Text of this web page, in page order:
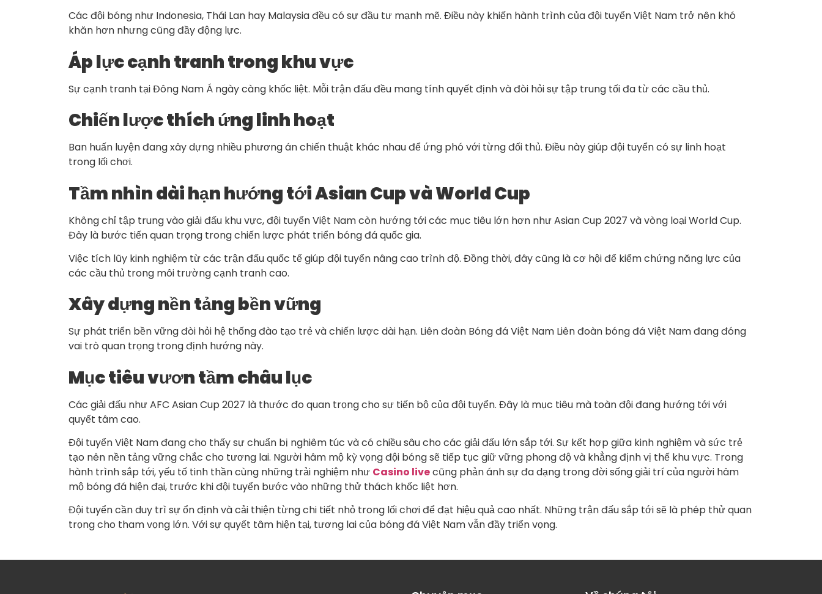
Các đội bóng như Indonesia, Thái Lan hay Malaysia đều có sự đầu tư mạnh mẽ. Điều này khiến hành trình của đội tuyển Việt Nam trở nên khó
khăn hơn nhưng cũng đầy động lực.
Áp lực cạnh tranh trong khu vực
Sự cạnh tranh tại Đông Nam Á ngày càng khốc liệt. Mỗi trận đấu đều mang tính quyết định và đòi hỏi sự tập trung tối đa từ các cầu thủ.
Chiến lược thích ứng linh hoạt
Ban huấn luyện đang xây dựng nhiều phương án chiến thuật khác nhau để ứng phó với từng đối thủ. Điều này giúp đội tuyển có sự linh hoạt
trong lối chơi.
Tầm nhìn dài hạn hướng tới Asian Cup và World Cup
Không chỉ tập trung vào giải đấu khu vực, đội tuyển Việt Nam còn hướng tới các mục tiêu lớn hơn như Asian Cup 2027 và vòng loại World Cup.
Đây là bước tiến quan trọng trong chiến lược phát triển bóng đá quốc gia.
Việc tích lũy kinh nghiệm từ các trận đấu quốc tế giúp đội tuyển nâng cao trình độ. Đồng thời, đây cũng là cơ hội để kiểm chứng năng lực của
các cầu thủ trong môi trường cạnh tranh cao.
Xây dựng nền tảng bền vững
Sự phát triển bền vững đòi hỏi hệ thống đào tạo trẻ và chiến lược dài hạn. Liên đoàn Bóng đá Việt Nam Liên đoàn bóng đá Việt Nam đang đóng
vai trò quan trọng trong định hướng này.
Mục tiêu vươn tầm châu lục
Các giải đấu như AFC Asian Cup 2027 là thước đo quan trọng cho sự tiến bộ của đội tuyển. Đây là mục tiêu mà toàn đội đang hướng tới với
quyết tâm cao.
Đội tuyển Việt Nam đang cho thấy sự chuẩn bị nghiêm túc và có chiều sâu cho các giải đấu lớn sắp tới. Sự kết hợp giữa kinh nghiệm và sức trẻ
tạo nên nền tảng vững chắc cho tương lai. Người hâm mộ kỳ vọng đội bóng sẽ tiếp tục giữ vững phong độ và khẳng định vị thế khu vực. Trong
hành trình sắp tới, yếu tố tinh thần cùng những trải nghiệm như Casino livecũng phản ánh sự đa dạng trong đời sống giải trí của người hâm
mộ bóng đá hiện đại, trước khi đội tuyển bước vào những thử thách khốc liệt hơn.
Đội tuyển cần duy trì sự ổn định và cải thiện từng chi tiết nhỏ trong lối chơi để đạt hiệu quả cao nhất. Những trận đấu sắp tới sẽ là phép thử quan
trọng cho tham vọng lớn. Với sự quyết tâm hiện tại, tương lai của bóng đá Việt Nam vẫn đầy triển vọng.